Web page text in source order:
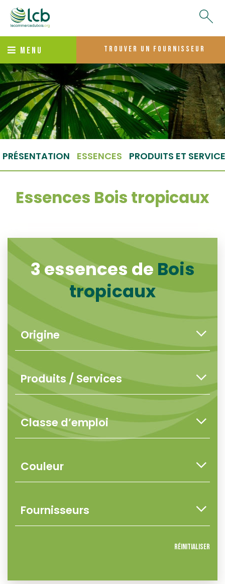
MENU trouver un fournisseur
PRÉSENTATION ESSENCES PRODUITS ET
Essences Bois tropicaux
3 essences de Bois
tropicaux
Réinitialiser